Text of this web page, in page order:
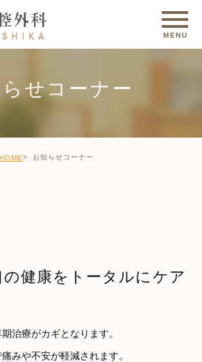
せコーナー
HOME お知らせコーナー
健康をトータルにケア
治療がカギとなります。
みや不安が軽減されます。